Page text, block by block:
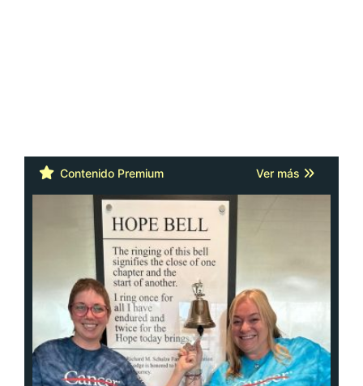
Contenido Premium Ver más